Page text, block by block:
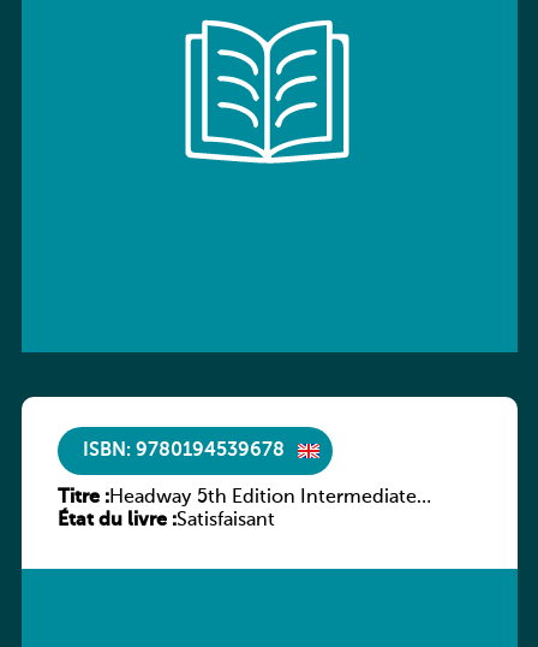
ISBN: 9780194539678
Titre :Headway 5th Edition Intermediate
Workbook without key
État du livre :Satisfaisant